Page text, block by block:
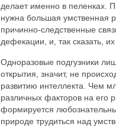
делает именно в пеленках.
нужна большая умственная
причинно-следственные
дефекации, и, так сказать,
Одноразовые подгузники
открытия, значит, не
развитию интеллекта. Чем
различных факторов на его
формируется
природе трудиться над